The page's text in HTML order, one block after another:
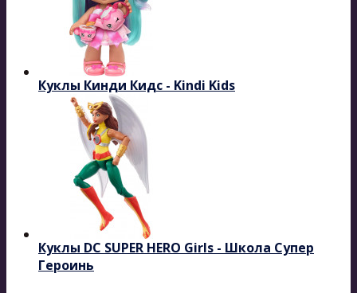
Куклы Кинди Кидс - Kindi Kids
Куклы DC SUPER HERO Girls - Школа Супер
Героинь